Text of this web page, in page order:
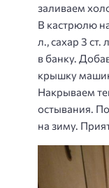
заливаем
В кастрюлю
л., сахар 3
в банку.
крышку
Накрываем
остывания.
на зиму.